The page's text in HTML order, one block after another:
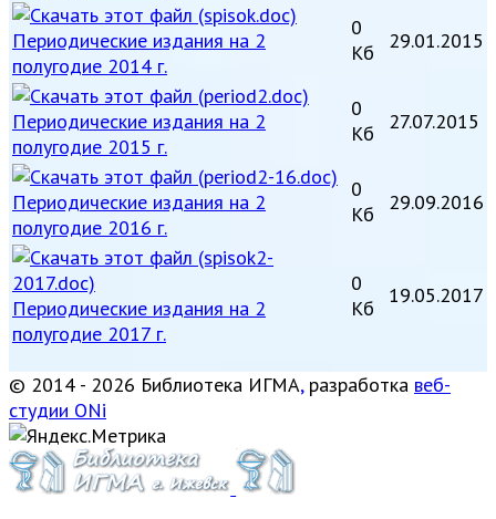
Периодические издания на 2
полугодие 2014 г.
0
Кб
29.01.2015
Периодические издания на 2
полугодие 2015 г.
0
Кб
27.07.2015
Периодические издания на 2
полугодие 2016 г.
0
Кб
29.09.2016
Периодические издания на 2
полугодие 2017 г.
0
Кб
19.05.2017
© 2014 - 2026 Библиотека ИГМА,разработка веб-
студии ONi